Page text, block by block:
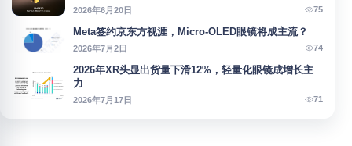
2026年6月20日 75
Meta签约京东方视涯，Micro-OLED眼镜将成主流？
2026年7月2日 74
2026年XR头显出货量下滑12%，轻量化眼镜成增长主
力
2026年7月17日 71